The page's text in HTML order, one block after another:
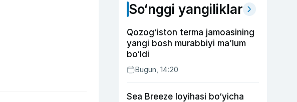
So‘nggi yangiliklar
Qozog‘iston terma jamoasining
yangi bosh murabbiyi ma’lum
bo‘ldi
Bugun, 14:20
Sea Breeze loyihasi bo‘yicha